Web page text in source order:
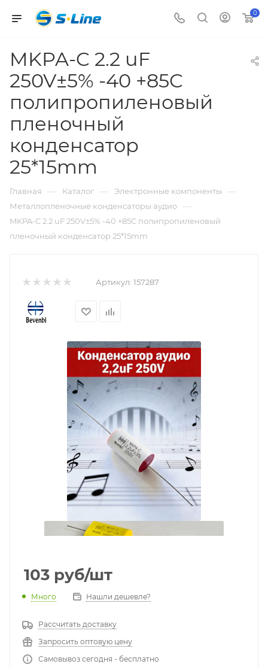
0
MKPA-C 2.2 uF
250V±5% -40 +85C
полипропиленовый
пленочный
конденсатор
25*15mm
Главная — Каталог — Электронные компоненты —
Металлопленочные конденсаторы аудио —
MKPA-C 2.2 uF 250V±5% -40 +85C полипропиленовый
пленочный конденсатор 25*15mm
Артикул: 157287
103 руб/шт
Много Нашли дешевле?
Рассчитать доставку
Запросить оптовую цену
Самовывоз сегодня - бесплатно